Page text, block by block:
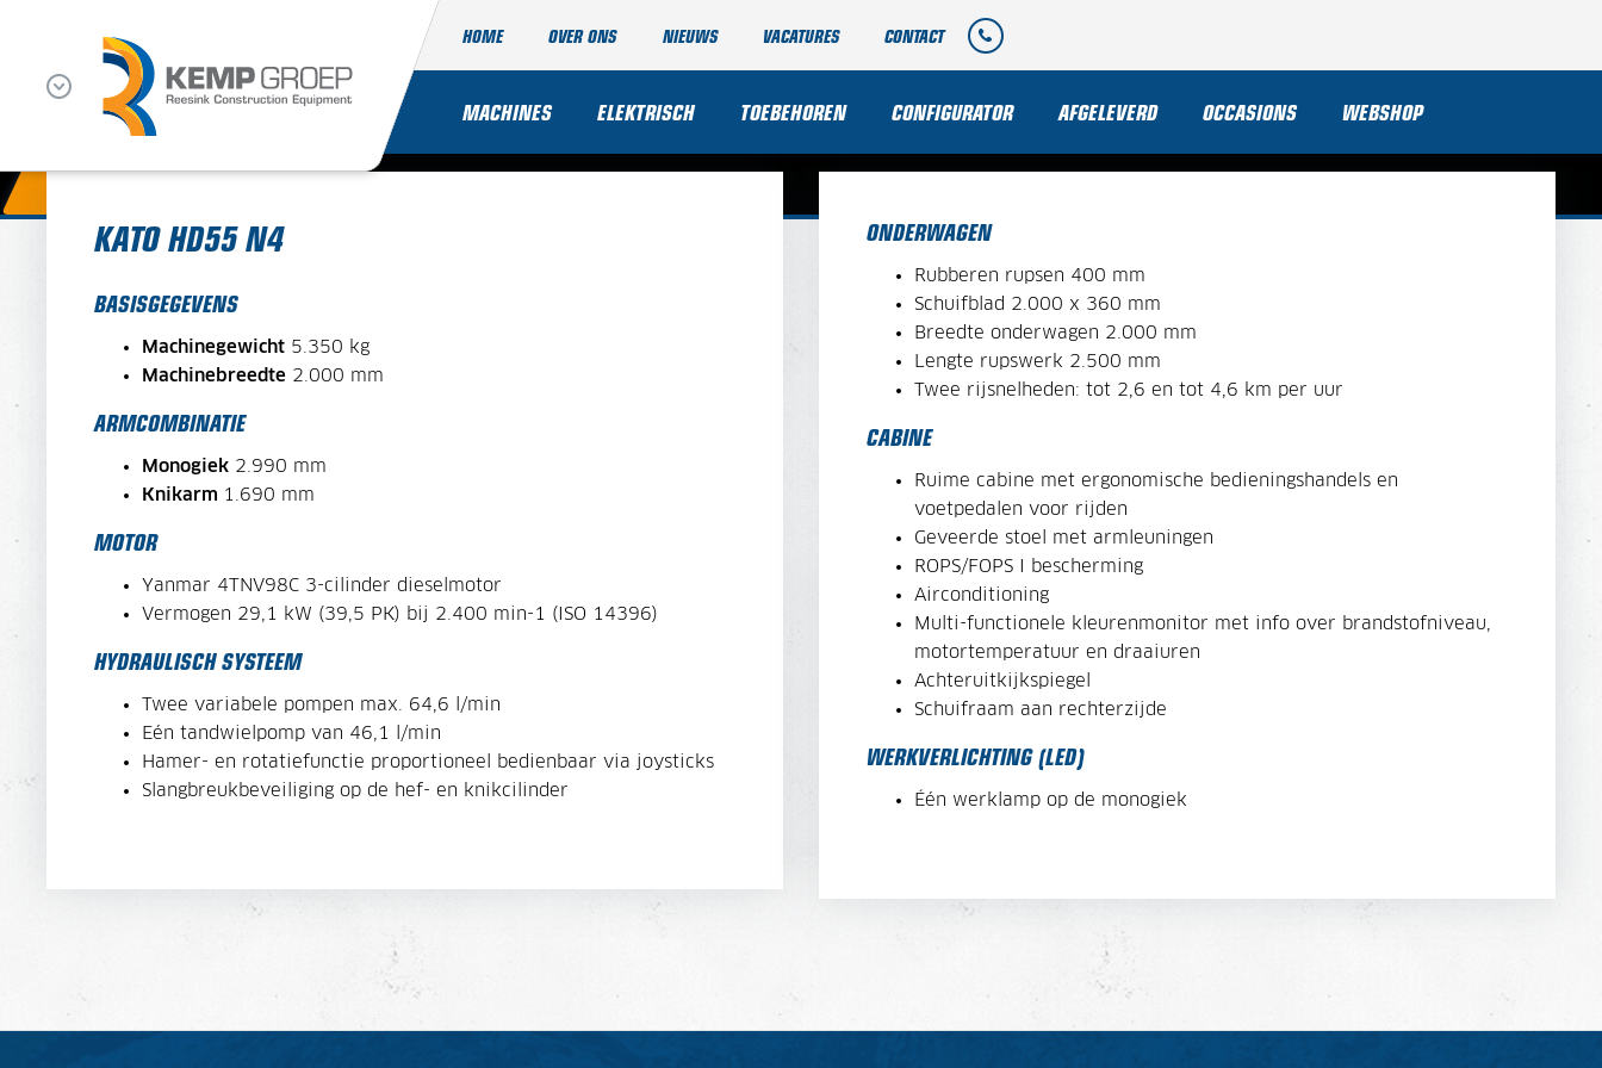
HOME OVER ONS NIEUWS VACATURES CONTACT
MACHINES ELEKTRISCH TOEBEHOREN CONFIGURATOR AFGELEVERD OCCASIONS WEBSHOP
STEL UW HD55 N4 SAMEN!
KATO HD55 N4
BASISGEGEVENS
Machinegewicht 5.350 kg
Machinebreedte 2.000 mm
ARMCOMBINATIE
Monogiek 2.990 mm
Knikarm 1.690 mm
MOTOR
Yanmar 4TNV98C 3-cilinder dieselmotor
Vermogen 29,1 kW (39,5 PK) bij 2.400 min-1 (ISO 14396)
HYDRAULISCH SYSTEEM
Twee variabele pompen max. 64,6 l/min
Eén tandwielpomp van 46,1 l/min
Hamer- en rotatiefunctie proportioneel bedienbaar via joysticks
Slangbreukbeveiliging op de hef- en knikcilinder
ONDERWAGEN
Rubberen rupsen 400 mm
Schuifblad 2.000 x 360 mm
Breedte onderwagen 2.000 mm
Lengte rupswerk 2.500 mm
Twee rijsnelheden: tot 2,6 en tot 4,6 km per uur
CABINE
Ruime cabine met ergonomische bedieningshandels en
voetpedalen voor rijden
Geveerde stoel met armleuningen
ROPS/FOPS I bescherming
Airconditioning
Multi-functionele kleurenmonitor met info over brandstofniveau,
motortemperatuur en draaiuren
Achteruitkijkspiegel
Schuifraam aan rechterzijde
WERKVERLICHTING (LED)
Één werklamp op de monogiek